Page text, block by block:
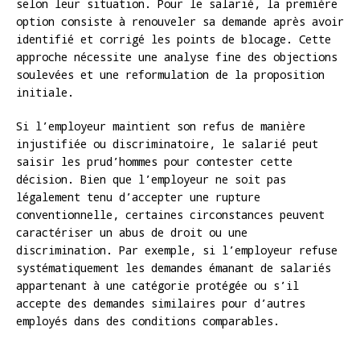
selon leur situation. Pour le salarié, la première
option consiste à renouveler sa demande après avoir
identifié et corrigé les points de blocage. Cette
approche nécessite une analyse fine des objections
soulevées et une reformulation de la proposition
initiale.
Si l’employeur maintient son refus de manière
injustifiée ou discriminatoire, le salarié peut
saisir les prud’hommes pour contester cette
décision. Bien que l’employeur ne soit pas
légalement tenu d’accepter une rupture
conventionnelle, certaines circonstances peuvent
caractériser un abus de droit ou une
discrimination. Par exemple, si l’employeur refuse
systématiquement les demandes émanant de salariés
appartenant à une catégorie protégée ou s’il
accepte des demandes similaires pour d’autres
employés dans des conditions comparables.